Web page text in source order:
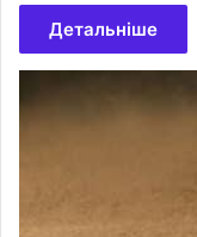
Детальніше